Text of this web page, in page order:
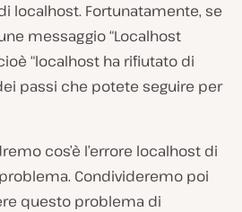
localhost. Fortunatamente, se
messaggio “Localhost
“localhost ha rifiutato di
passi che potete seguire per
cos’è l’errore localhost di
Condivideremo poi
questo problema di